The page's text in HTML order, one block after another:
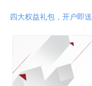
四大权益礼包，开户即送